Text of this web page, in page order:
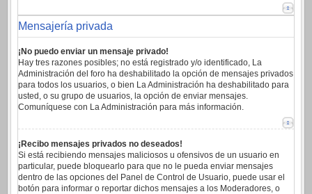
Mensajería privada
¡No puedo enviar un mensaje privado!
Hay tres razones posibles; no está registrado y/o identificado, La
Administración del foro ha deshabilitado la opción de mensajes privados
para todos los usuarios, o bien La Administración ha deshabilitado para
usted, o su grupo de usuarios, la opción de enviar mensajes.
Comuníquese con La Administración para más información.
¡Recibo mensajes privados no deseados!
Si está recibiendo mensajes maliciosos u ofensivos de un usuario en
particular, puede bloquearlo para que no le pueda enviar mensajes
dentro de las opciones del Panel de Control de Usuario, puede usar el
botón para informar o reportar dichos mensajes a los Moderadores, o